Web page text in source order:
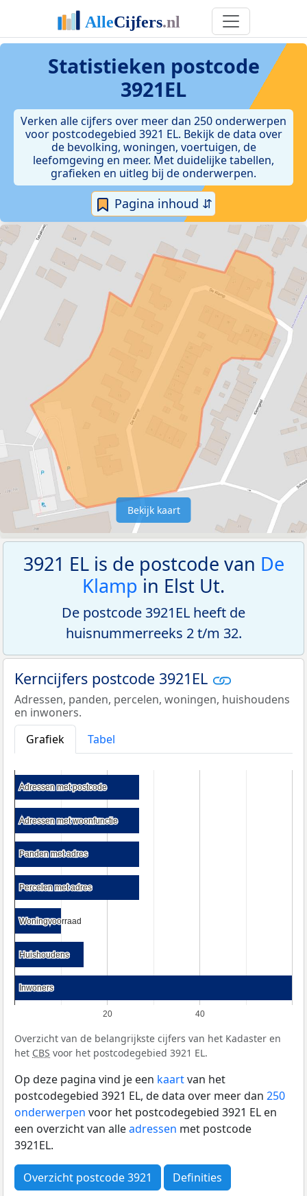
Statistieken postcode
3921EL
Verken alle cijfers over meer dan 250 onderwerpen
voor postcodegebied 3921 EL. Bekijk de data over
de bevolking, woningen, voertuigen, de
leefomgeving en meer. Met duidelijke tabellen,
grafieken en uitleg bij de onderwerpen.
Pagina inhoud ⇵
Bekijk kaart
3921 EL is de postcode van De
Klamp in Elst Ut.
De postcode 3921EL heeft de
huisnummerreeks 2 t/m 32.
Kerncijfers postcode 3921EL
Adressen, panden, percelen, woningen, huishoudens
en inwoners.
Grafiek
Tabel
20 40
Adressen met postcode
Adressen met postcode
Adressen met woonfunctie
Adressen met woonfunctie
Panden met adres
Panden met adres
Percelen met adres
Percelen met adres
Woningvoorraad
Woningvoorraad
Huishoudens
Huishoudens
Inwoners
Inwoners
Overzicht van de belangrijkste cijfers van het Kadaster en
het CBS voor het postcodegebied 3921 EL.
Op deze pagina vind je een kaartvan het
postcodegebied 3921 EL, de data over meer dan 250
onderwerpen voor het postcodegebied 3921 EL en
een overzicht van alleadressen met postcode
3921EL.
Overzicht postcode 3921 Definities